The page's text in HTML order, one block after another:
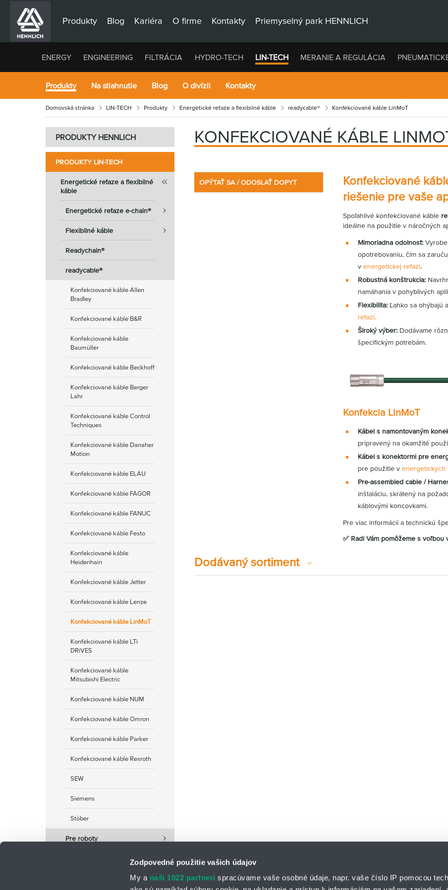
Zodpovedné použitie vašich údajov
My a naši 1022 partneri spracúvame vaše osobné údaje, napr. vaše číslo IP pomocou
Produkty Blog Kariéra O firme Kontakty Priemyselný park HENNLICH
ENERGY ENGINEERING FILTRÁCIA HYDRO-TECH LIN-TECH MERANIE A REGULÁCIA
Produkty Na stiahnutie Blog O divízii Kontakty
Domovská stránka LIN-TECH Produkty Energetické reťaze a flexibilné káble readycable® Konfekciované káble LinMoT
PRODUKTY HENNLICH
PRODUKTY LIN-TECH
Energetické reťaze a flexibilné
káble
Energetické reťaze e-chain®
Flexibilné káble
Readychain®
readycable®
Konfekciované káble Allen
Bradley
Konfekciované káble B&R
Konfekciované káble
Baumüller
Konfekciované káble Beckhoff
Konfekciované káble Berger
Lahr
Konfekciované káble Control
Techniques
Konfekciované káble Danaher
Motion
Konfekciované káble ELAU
Konfekciované káble FAGOR
Konfekciované káble FANUC
Konfekciované káble Festo
Konfekciované káble
Heidenhain
Konfekciované káble Jetter
Konfekciované káble Lenze
Konfekciované káble LinMoT
Konfekciované káble LTi
DRiVES
Konfekciované káble
Mitsubishi Electric
Konfekciované káble NUM
Konfekciované káble Omron
Konfekciované káble Parker
Konfekciované káble Rexroth
SEW
Siemens
Stöber
Pre roboty
KONFEKCIOVANÉ KÁBLE
OPÝTAŤ SA / ODOSLAŤ DOPYT
Konfekciované
riešenie pre vaše
Spoľahlivé konfekciované káble
ideálne na použitie v náročných
Mimoriadna odolnosť:
opotrebovaniu, čím sa
v energetickej reťazi.
Robustná konštrukcia:
namáhania v pohyblivých
Flexibilita: Ľahko sa ohýbajú
reťazí.
Široký výber: Dodávame
špecifickým potrebám.
Konfekcia LinMoT
Kábel s namontovaným
pripravený na okamžité
Kábel s konektormi pre
pre použitie v energetických
Pre-assembled cable /
inštaláciu, skrátený na
káblovými koncovkami.
Pre viac informácií a technickú
✅ Radi Vám pomôžeme s
Dodávaný sortiment